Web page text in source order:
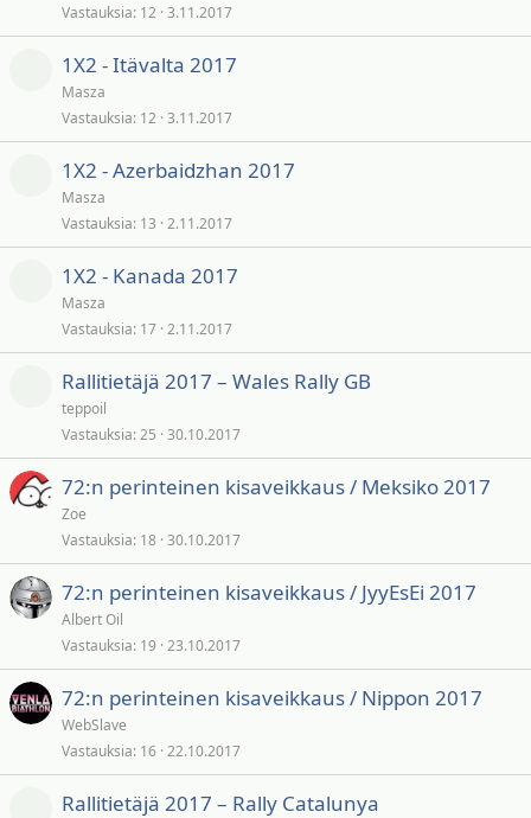
Vastauksia 12 3.11.2017
1X2 - Itävalta 2017
Masza
Vastauksia 12 3.11.2017
1X2 - Azerbaidzhan 2017
Masza
Vastauksia 13 2.11.2017
1X2 - Kanada 2017
Masza
Vastauksia 17 2.11.2017
Rallitietäjä 2017 – Wales Rally GB
teppoil
Vastauksia 25 30.10.2017
72:n perinteinen kisaveikkaus / Meksiko 2017
Zoe
Vastauksia 18 30.10.2017
72:n perinteinen kisaveikkaus / JyyEsEi 2017
Albert Oil
Vastauksia 19 23.10.2017
72:n perinteinen kisaveikkaus / Nippon 2017
WebSlave
Vastauksia 16 22.10.2017
Rallitietäjä 2017 – Rally Catalunya